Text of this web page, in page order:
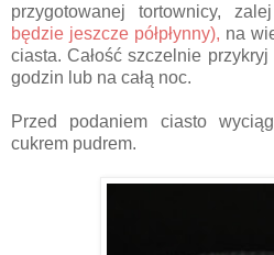
przygotowanej tortownicy,
będzie jeszcze półpłynny), na
ciasta. Całość szczelnie
godzin lub na całą noc.
Przed podaniem ciasto
cukrem pudrem.